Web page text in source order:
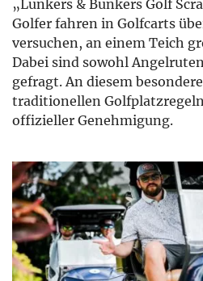
„Lunkers & Bunkers Golf
Golfer fahren in Golfcarts
versuchen, an einem Teich
Dabei sind sowohl
gefragt. An diesem
traditionellen
offizieller Genehmigung.